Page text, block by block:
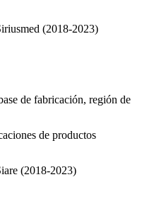
(2018-2023)
de fabricación, región de
de productos
(2018-2023)